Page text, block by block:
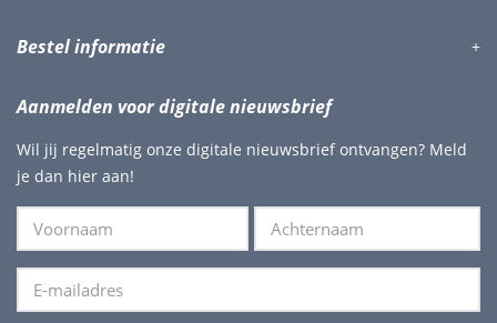
Bestel informatie
Aanmelden voor digitale nieuwsbrief
Wil jij regelmatig onze digitale nieuwsbrief ontvangen? Meld
je dan hier aan!